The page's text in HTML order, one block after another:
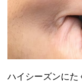
ハイシーズンにた